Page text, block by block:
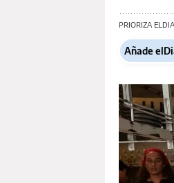
PRIORIZA
Añade